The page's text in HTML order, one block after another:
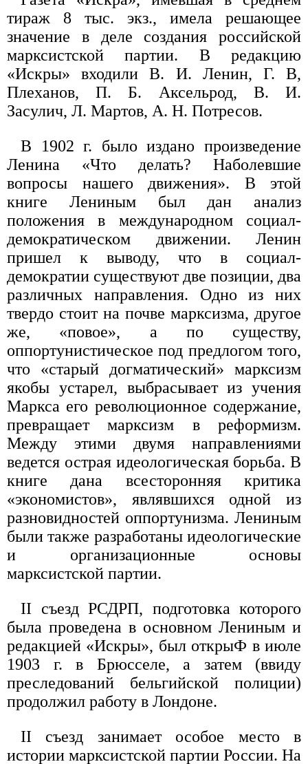
тираж 8 тыс. экз., имела решающее
значение в деле создания российской
марксистской партии. В редакцию
«Искры» входили В. И. Ленин, Г. В,
Плеханов, П. Б. Аксельрод, В. И.
Засулич, Л. Мартов, А. Н. Потресов.
В 1902 г. было издано произведение
Ленина «Что делать? Наболевшие
вопросы нашего движения». В этой
книге Лениным был дан анализ
положения в международном социал-
демократическом движении. Ленин
пришел к выводу, что в социал-
демократии существуют две позиции, два
различных направления. Одно из них
твердо стоит на почве марксизма, другое
же, «повое», а по существу,
оппортунистическое под предлогом того,
что «старый догматический» марксизм
якобы устарел, выбрасывает из учения
Маркса его революционное содержание,
превращает марксизм в реформизм.
Между этими двумя направлениями
ведется острая идеологическая борьба. В
книге дана всесторонняя критика
«экономистов», являвшихся одной из
разновидностей оппортунизма. Лениным
были также разработаны идеологические
и организационные основы
марксистской партии.
II съезд РСДРП, подготовка которого
была проведена в основном Лениным и
редакцией «Искры», был открыФ в июле
1903 г. в Брюсселе, а затем (ввиду
преследований бельгийской полиции)
продолжил работу в Лондоне.
II съезд занимает особое место в
истории марксистской партии России. На